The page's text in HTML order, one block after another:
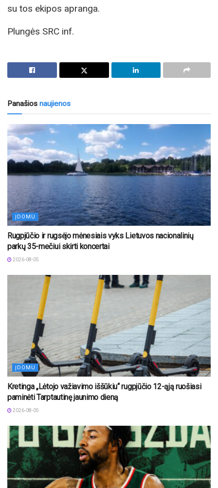
su tos ekipos apranga.
Plungės SRC inf.
Panašios naujienos
ĮDOMU
Rugpjūčio ir rugsėjo mėnesiais vyks Lietuvos nacionalinių
parkų 35-mečiui skirti koncertai
2026-08-05
ĮDOMU
Kretinga „Lėtojo važiavimo iššūkiu“ rugpjūčio 12-ąją ruošiasi
paminėti Tarptautinę jaunimo dieną
2026-08-05